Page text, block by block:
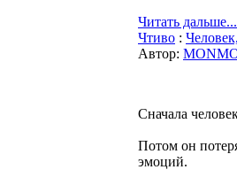
Читать дальше...
Чтиво :
Автор:
Сначала
Потом он
эмоций.